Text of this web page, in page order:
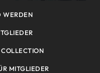
WERDEN
MITGLIEDER